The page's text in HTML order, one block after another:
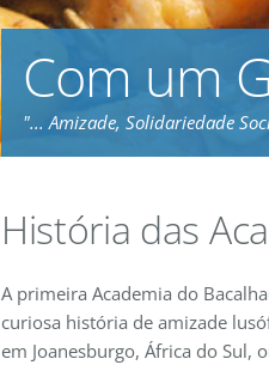
Com um
"... Amizade, Solidariedade
História das
A primeira Academia do
curiosa história de amizade
em Joanesburgo, África do Sul,